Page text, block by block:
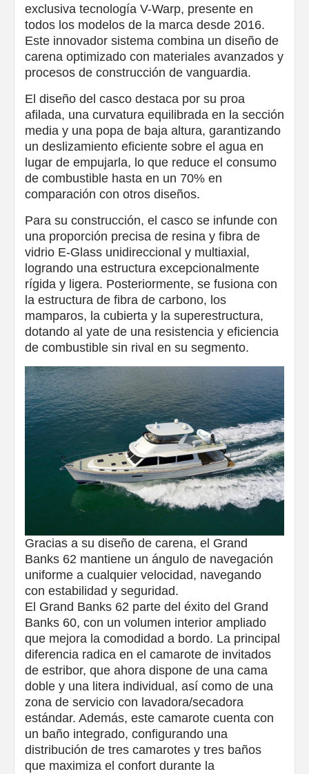
exclusiva tecnología V-Warp, presente en
todos los modelos de la marca desde 2016.
Este innovador sistema combina un diseño de
carena optimizado con materiales avanzados y
procesos de construcción de vanguardia.
El diseño del casco destaca por su proa
afilada, una curvatura equilibrada en la sección
media y una popa de baja altura, garantizando
un deslizamiento eficiente sobre el agua en
lugar de empujarla, lo que reduce el consumo
de combustible hasta en un 70% en
comparación con otros diseños.
Para su construcción, el casco se infunde con
una proporción precisa de resina y fibra de
vidrio E-Glass unidireccional y multiaxial,
logrando una estructura excepcionalmente
rígida y ligera. Posteriormente, se fusiona con
la estructura de fibra de carbono, los
mamparos, la cubierta y la superestructura,
dotando al yate de una resistencia y eficiencia
de combustible sin rival en su segmento.
Gracias a su diseño de carena, el Grand
Banks 62 mantiene un ángulo de navegación
uniforme a cualquier velocidad, navegando
con estabilidad y seguridad.
El Grand Banks 62 parte del éxito del Grand
Banks 60, con un volumen interior ampliado
que mejora la comodidad a bordo. La principal
diferencia radica en el camarote de invitados
de estribor, que ahora dispone de una cama
doble y una litera individual, así como de una
zona de servicio con lavadora/secadora
estándar. Además, este camarote cuenta con
un baño integrado, configurando una
distribución de tres camarotes y tres baños
que maximiza el confort durante la